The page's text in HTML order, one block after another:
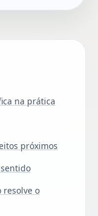
na prática
próximos
resolve o